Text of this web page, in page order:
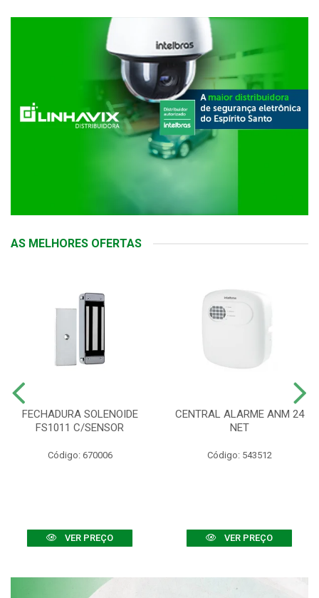
AS MELHORES OFERTAS
FECHADURA SOLENOIDE
FS1011 C/SENSOR
Código: 670006
VER PREÇO
CENTRAL ALARME ANM 24
NET
Código: 543512
VER PREÇO